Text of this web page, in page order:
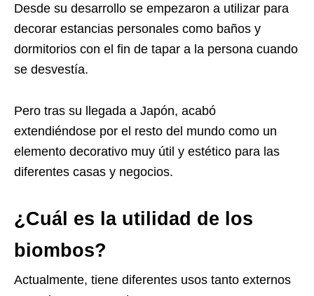
Desde su desarrollo se empezaron a utilizar para
decorar estancias personales como baños y
dormitorios con el fin de tapar a la persona cuando
se desvestía.
Pero tras su llegada a Japón, acabó
extendiéndose por el resto del mundo como un
elemento decorativo muy útil y estético para las
diferentes casas y negocios.
¿Cuál es la utilidad de los
biombos?
Actualmente, tiene diferentes usos tanto externos